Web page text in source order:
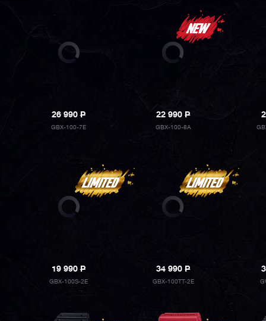
26 990P
GBX-100-7E
22 990P
GBX-100-8A
19 990P
GBX-100S-2E
34 990P
GBX-100TT-2E